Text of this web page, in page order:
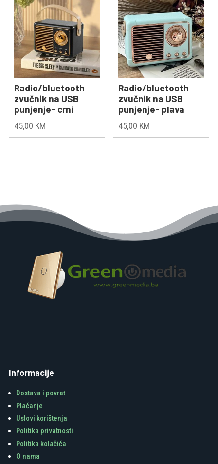
Radio/bluetooth
zvučnik na USB
punjenje- crni
45,00 KM
Radio/bluetooth
zvučnik na USB
punjenje- plava
45,00 KM
Informacije
Dostava i povrat
Plaćanje
Uslovi korištenja
Politika privatnosti
Politika kolačića
O nama